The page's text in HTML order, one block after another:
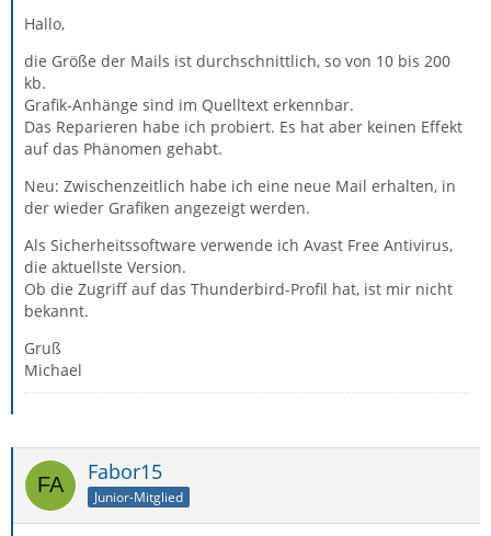
Hallo,
die Größe der Mails ist durchschnittlich, so von 10 bis 200
kb.
Grafik-Anhänge sind im Quelltext erkennbar.
Das Reparieren habe ich probiert. Es hat aber keinen Effekt
auf das Phänomen gehabt.
Neu: Zwischenzeitlich habe ich eine neue Mail erhalten, in
der wieder Grafiken angezeigt werden.
Als Sicherheitssoftware verwende ich Avast Free Antivirus,
die aktuellste Version.
Ob die Zugriff auf das Thunderbird-Profil hat, ist mir nicht
bekannt.
Gruß
Michael
Fabor15
Junior-Mitglied